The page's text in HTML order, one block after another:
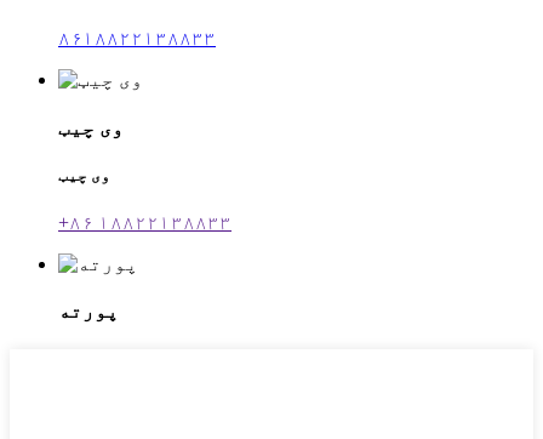
۸۶۱۸۸۲۲۱۳۸۸۳۳
وی چیټ
وی چیټ
+۸۶ ۱۸۸۲۲۱۳۸۸۳۳
پورته